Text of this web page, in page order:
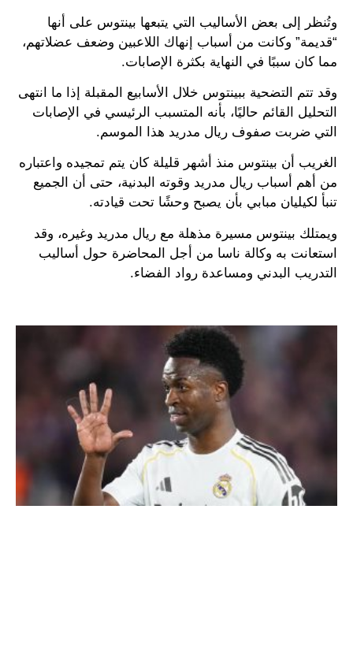
وتُنظر إلى بعض الأساليب التي يتبعها بينتوس على أنها
“قديمة” وكانت من أسباب إنهاك اللاعبين وضعف عضلاتهم،
مما كان سببًا في النهاية بكثرة الإصابات.
وقد تتم التضحية ببينتوس خلال الأسابيع المقبلة إذا ما انتهى
التحليل القائم حاليًا، بأنه المتسبب الرئيسي في الإصابات
التي ضربت صفوف ريال مدريد هذا الموسم.
الغريب أن بينتوس منذ أشهر قليلة كان يتم تمجيده واعتباره
من أهم أسباب ريال مدريد وقوته البدنية، حتى أن الجميع
تنبأ لكيليان مبابي بأن يصبح وحشًا تحت قيادته.
ويمتلك بينتوس مسيرة مذهلة مع ريال مدريد وغيره، وقد
استعانت به وكالة ناسا من أجل المحاضرة حول أساليب
التدريب البدني ومساعدة رواد الفضاء.